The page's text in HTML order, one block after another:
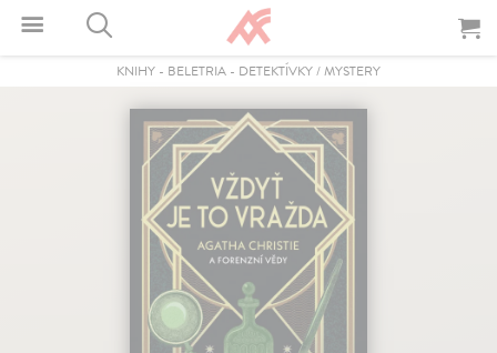
KNIHY - BELETRIA - DETEKTÍVKY / MYSTERY